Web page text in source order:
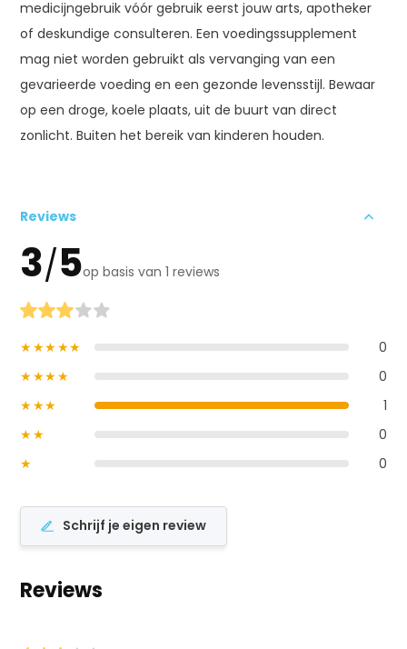
medicijngebruik vóór gebruik eerst jouw arts, apotheker
of deskundige consulteren. Een voedingssupplement
mag niet worden gebruikt als vervanging van een
gevarieerde voeding en een gezonde levensstijl. Bewaar
op een droge, koele plaats, uit de buurt van direct
zonlicht. Buiten het bereik van kinderen houden.
Reviews
3/5op basis van 1 reviews
★★★★★
0
★★★★
0
★★★
1
★★
0
★
0
Schrijf je eigen review
Reviews